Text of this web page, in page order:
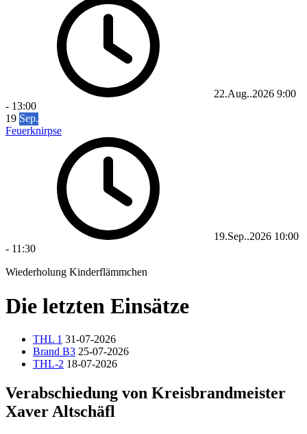
22.Aug..2026 9:00
- 13:00
19 Sep.
Feuerknirpse
19.Sep..2026 10:00
- 11:30
Wiederholung Kinderflämmchen
Die letzten Einsätze
THL 1 31-07-2026
Brand B3 25-07-2026
THL-2 18-07-2026
Verabschiedung von Kreisbrandmeister
Xaver Altschäfl